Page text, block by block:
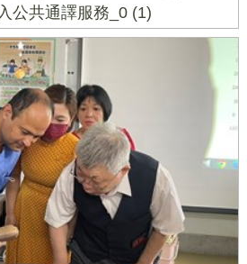
公共通譯服務_0 (1)